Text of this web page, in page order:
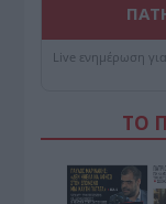
Live ενημέρωση
ΤΟ